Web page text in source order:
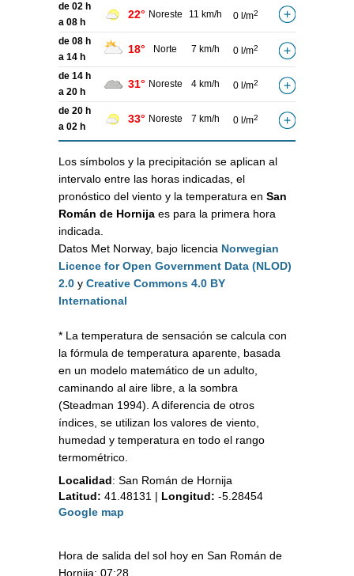
de 02 h
a 08 h
22° Noreste 11 km/h 0 l/m2
de 08 h
a 14 h
18° Norte 7 km/h 0 l/m2
de 14 h
a 20 h
31° Noreste 4 km/h 0 l/m2
de 20 h
a 02 h
33° Noreste 7 km/h 0 l/m2
Los símbolos y la precipitación se aplican al
intervalo entre las horas indicadas, el
pronóstico del viento y la temperatura en San
Román de Hornija es para la primera hora
indicada.
Datos Met Norway, bajo licencia Norwegian
Licence for Open Government Data (NLOD)
2.0 y Creative Commons 4.0 BY
International
* La temperatura de sensación se calcula con
la fórmula de temperatura aparente, basada
en un modelo matemático de un adulto,
caminando al aire libre, a la sombra
(Steadman 1994). A diferencia de otros
índices, se utilizan los valores de viento,
humedad y temperatura en todo el rango
termométrico.
Localidad: San Román de Hornija
Latitud: 41.48131 | Longitud: -5.28454
Google map
Hora de salida del sol hoy en San Román de
Hornija: 07:28